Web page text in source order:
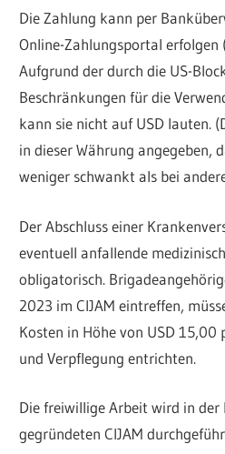
Die Zahlung kann per
Online-Zahlungsportal erfolgen
Aufgrund der durch die US-
Beschränkungen für die
kann sie nicht auf USD lauten.
in dieser Währung angegeben,
weniger schwankt als bei
Der Abschluss einer
eventuell anfallende
obligatorisch.
2023 im CIJAM eintreffen,
Kosten in Höhe von USD
und Verpflegung entrichten.
Die freiwillige Arbeit wird in der
gegründeten CIJAM